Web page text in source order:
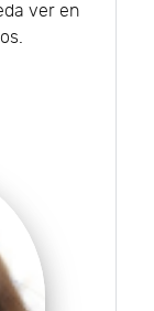
ver en